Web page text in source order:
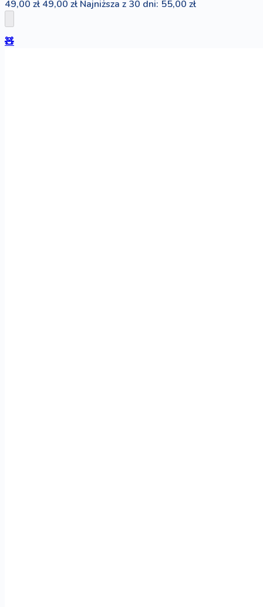
49,00 zł 49,00 zł Najniższa z 30 dni: 55,00 zł
🧸